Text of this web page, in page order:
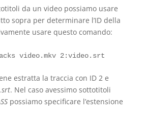
da un video possiamo usare
sopra per determinare l’ID della
usare questo comando:
estratta la traccia con ID 2 e
.srt. Nel caso avessimo sottotitoli
possiamo specificare l’estensione